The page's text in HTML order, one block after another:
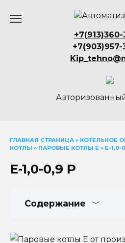
+7(913)360-
ГЛАВНАЯ СТРАНИЦА » КОТЕЛЬНОЕ
КОТЛЫ » ПАРОВЫЕ КОТЛЫ Е » Е-1,0-
Е-1,0-0,9 Р
Содержание